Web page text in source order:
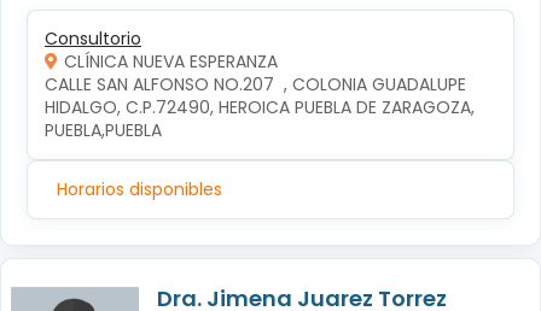
Consultorio
CLÍNICA NUEVA ESPERANZA
CALLE SAN ALFONSO NO.207  , COLONIA GUADALUPE
HIDALGO, C.P.72490, HEROICA PUEBLA DE ZARAGOZA,
PUEBLA,PUEBLA
Horarios disponibles
Dra. Jimena Juarez Torrez